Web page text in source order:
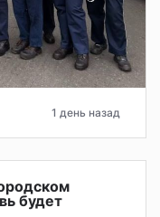
1 день назад
будет